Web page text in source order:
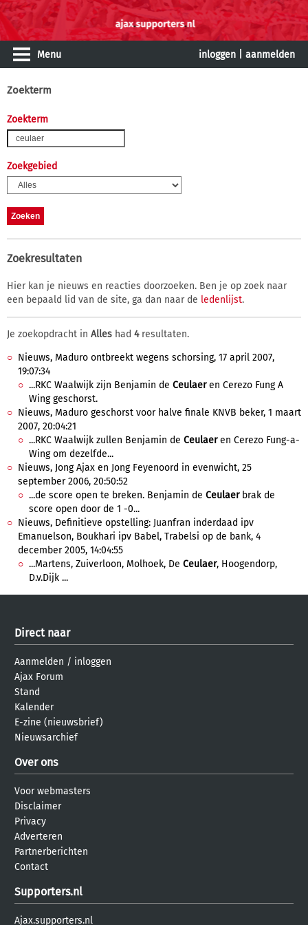
Menu inloggen aanmelden
Zoekterm
Zoekterm
Zoekgebied
Zoekresultaten
Hier kan je nieuws en reacties doorzoeken. Ben je op zoek naar
een bepaald lid van de site, ga dan naar de ledenlijst.
Je zoekopdracht in Alles had 4resultaten.
Nieuws, Maduro ontbreekt wegens schorsing, 17 april 2007,
19:07:34
...RKC Waalwijk zijn Benjamin de Ceulaeren Cerezo Fung A
Wing geschorst.
Nieuws, Maduro geschorst voor halve finale KNVB beker, 1 maart
2007, 20:04:21
...RKC Waalwijk zullen Benjamin de Ceulaeren Cerezo Fung-a-
Wing om dezelfde...
Nieuws, Jong Ajax en Jong Feyenoord in evenwicht, 25
september 2006, 20:50:52
...de score open te breken. Benjamin de Ceulaerbrak de
score open door de 1 -0...
Nieuws, Definitieve opstelling: Juanfran inderdaad ipv
Emanuelson, Boukhari ipv Babel, Trabelsi op de bank, 4
december 2005, 14:04:55
...Martens, Zuiverloon, Molhoek, De Ceulaer, Hoogendorp,
D.v.Dijk ...
Direct naar
Aanmelden / inloggen
Ajax Forum
Stand
Kalender
E-zine (nieuwsbrief)
Nieuwsarchief
Over ons
Voor webmasters
Disclaimer
Privacy
Adverteren
Partnerberichten
Contact
Supporters.nl
Ajax.supporters.nl